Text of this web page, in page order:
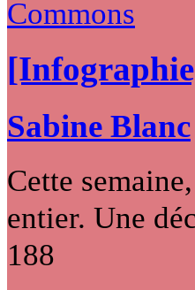
Sabine Blanc
Cette
entier. Une
188